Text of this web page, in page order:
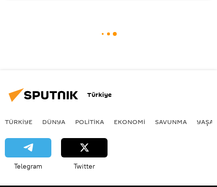
Türkiye
TÜRKIYE DÜNYA POLİTİKA EKONOMİ SAVUNMA
Telegram Twitter